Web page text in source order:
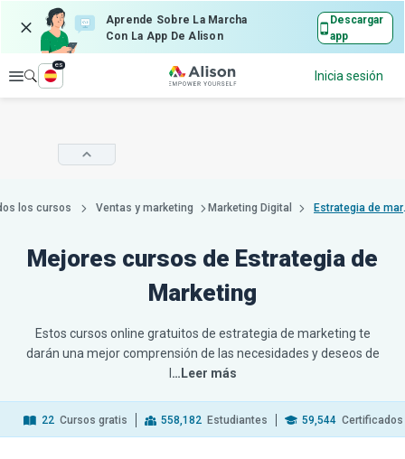
Aprende Sobre La Marcha
Con La App De Alison
Descargar
app
Explorar
es
Inicia sesión
los cursos Ventas y marketing Marketing Digital
Mejores cursos de Estrategia de
Marketing
Estos cursos online gratuitos de estrategia de marketing te
darán una mejor comprensión de las necesidades y deseos de
…Leer más
22 Cursos gratis 558,182 Estudiantes 59,544